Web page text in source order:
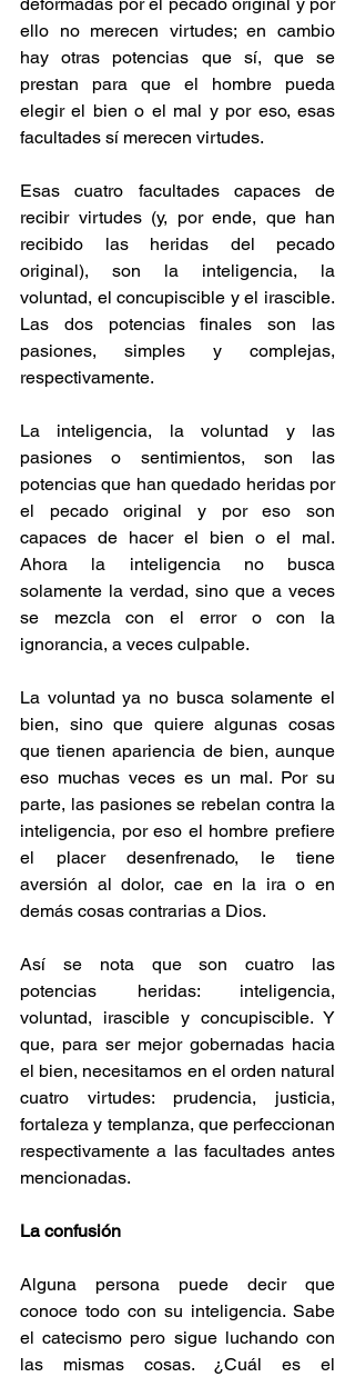
ello no merecen virtudes; en cambio
hay otras potencias que sí, que se
prestan para que el hombre pueda
elegir el bien o el mal y por eso, esas
facultades sí merecen virtudes.
Esas cuatro facultades capaces de
recibir virtudes (y, por ende, que han
recibido las heridas del pecado
original), son la inteligencia, la
voluntad, el concupiscible y el irascible.
Las dos potencias finales son las
pasiones, simples y complejas,
respectivamente.
La inteligencia, la voluntad y las
pasiones o sentimientos, son las
potencias que han quedado heridas por
el pecado original y por eso son
capaces de hacer el bien o el mal.
Ahora la inteligencia no busca
solamente la verdad, sino que a veces
se mezcla con el error o con la
ignorancia, a veces culpable.
La voluntad ya no busca solamente el
bien, sino que quiere algunas cosas
que tienen apariencia de bien, aunque
eso muchas veces es un mal. Por su
parte, las pasiones se rebelan contra la
inteligencia, por eso el hombre prefiere
el placer desenfrenado, le tiene
aversión al dolor, cae en la ira o en
demás cosas contrarias a Dios.
Así se nota que son cuatro las
potencias heridas: inteligencia,
voluntad, irascible y concupiscible. Y
que, para ser mejor gobernadas hacia
el bien, necesitamos en el orden natural
cuatro virtudes: prudencia, justicia,
fortaleza y templanza, que perfeccionan
respectivamente a las facultades antes
mencionadas.
La confusión
Alguna persona puede decir que
conoce todo con su inteligencia. Sabe
el catecismo pero sigue luchando con
las mismas cosas. ¿Cuál es el